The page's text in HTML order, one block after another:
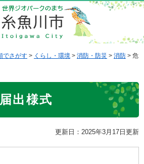
でさがす > くらし・環境 > 消防・防災 > 消防 > 危
出様式
更新日：2025年3月17日更新